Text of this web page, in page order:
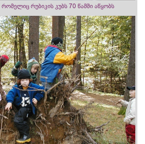
რუბიკის კუბს 70 წამში აწყობს